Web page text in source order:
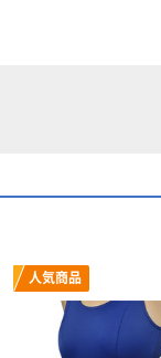
人気商品